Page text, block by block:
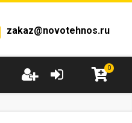
zakaz@novotehnos.ru
0